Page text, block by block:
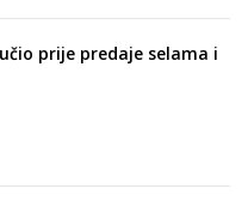
prije predaje selama i